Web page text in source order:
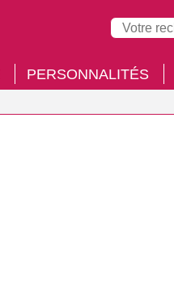
PERSONNALITÉS